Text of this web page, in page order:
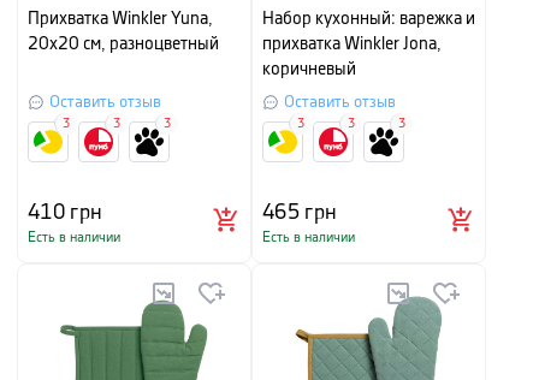
Прихватка Winkler Yuna,
20х20 см, разноцветный
Оставить отзыв
410грн
Есть в наличии
3 3 3
Набор кухонный: варежка и
прихватка Winkler Jona,
коричневый
Оставить отзыв
465грн
Есть в наличии
3 3 3